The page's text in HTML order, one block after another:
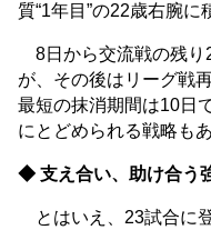
質“1年目”の22歳右腕に
8日から交流戦の残り
が、その後はリーグ戦
最短の抹消期間は10日
にとどめられる戦略も
◆ 支え合い、助け合う
とはいえ、23試合に